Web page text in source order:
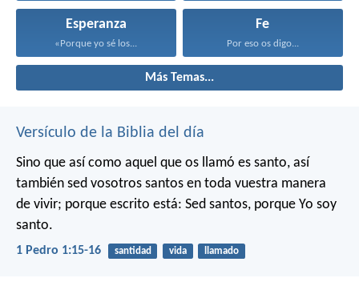
Esperanza
«Porque yo sé los...
Fe
Por eso os digo...
Más Temas...
Versículo de la Biblia del día
Sino que así como aquel que os llamó es santo, así
también sed vosotros santos en toda vuestra manera
de vivir; porque escrito está: Sed santos, porque Yo soy
santo.
1 Pedro 1:15-16 santidad vida llamado